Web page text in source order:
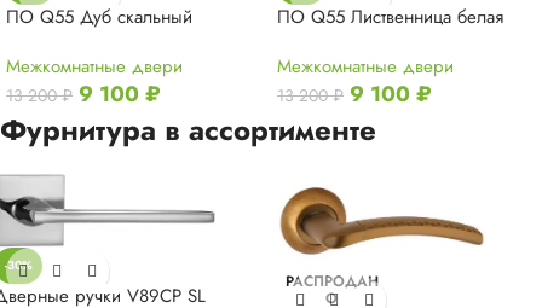
ПО Q55 Дуб скальный
Межкомнатные двери
13 200₽ 9 100₽
ПО Q55 Лиственница белая
Межкомнатные двери
13 200₽ 9 100₽
Фурнитура в ассортименте
-30%
ручки V89CP SL
РАСПРОДАН
О